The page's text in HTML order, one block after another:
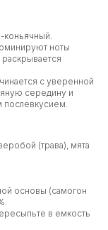
коньячный.
ноты
с уверенной
середину и
(трава), мята
основы (самогон
в емкость